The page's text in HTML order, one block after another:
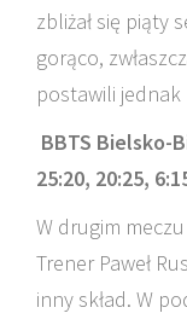
zbliżał się piąty
gorąco,
postawili jednak
BBTS Bielsko-
25:20, 20:25,
W drugim
Trener Paweł
inny skład. W